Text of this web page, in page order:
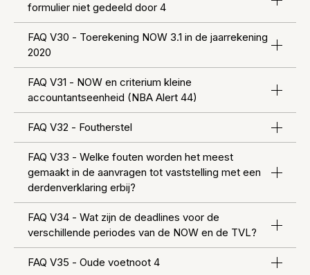
formulier niet gedeeld door 4
FAQ V30 - Toerekening NOW 3.1 in de jaarrekening
2020
FAQ V31 - NOW en criterium kleine
accountantseenheid (NBA Alert 44)
FAQ V32 - Foutherstel
FAQ V33 - Welke fouten worden het meest
gemaakt in de aanvragen tot vaststelling met een
derdenverklaring erbij?
FAQ V34 - Wat zijn de deadlines voor de
verschillende periodes van de NOW en de TVL?
FAQ V35 - Oude voetnoot 4